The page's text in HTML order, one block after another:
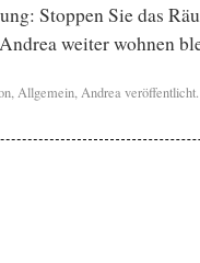
Stoppen Sie das
weiter wohnen
,Allgemein,Andrea